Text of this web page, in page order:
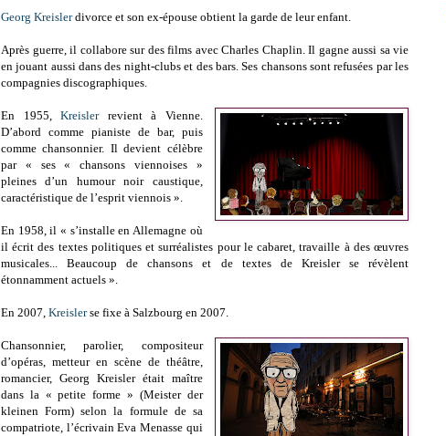
Georg Kreislerdivorce et son ex-épouse obtient la garde de leur enfant.
Après guerre, il collabore sur des films avec Charles Chaplin. Il gagne aussi sa vie
en jouant aussi dans des night-clubs et des bars. Ses chansons sont refusées par les
compagnies discographiques.
En 1955,Kreislerrevient à Vienne.
D’abord comme pianiste de bar, puis
comme chansonnier. Il devient célèbre
par « ses « chansons viennoises »
pleines d’un humour noir caustique,
caractéristique de l’esprit viennois ».
En 1958, il « s’installe en Allemagne où
il écrit des textes politiques et surréalistes pour le cabaret, travaille à des œuvres
musicales... Beaucoup de chansons et de textes de Kreisler se révèlent
étonnamment actuels ».
En 2007, Kreislerse fixe à Salzbourg en 2007.
Chansonnier, parolier, compositeur
d’opéras, metteur en scène de théâtre,
romancier, Georg Kreisler était maître
dans la « petite forme » (Meister der
kleinen Form) selon la formule de sa
compatriote, l’écrivain Eva Menasse qui